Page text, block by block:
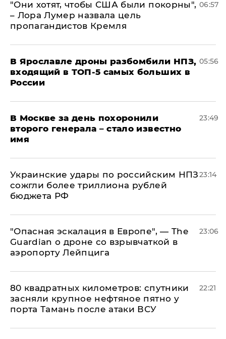
"Они хотят, чтобы США были покорны",
– Лора Лумер назвала цель
пропагандистов Кремля
06:57
В Ярославле дроны разбомбили НПЗ,
входящий в ТОП-5 самых больших в
России
05:56
В Москве за день похоронили
второго генерала – стало известно
имя
23:49
Украинские удары по российским НПЗ
сожгли более триллиона рублей
бюджета РФ
23:14
"Опасная эскалация в Европе", — The
Guardian о дроне со взрывчаткой в
аэропорту Лейпцига
23:06
80 квадратных километров: спутники
засняли крупное нефтяное пятно у
порта Тамань после атаки ВСУ
22:21